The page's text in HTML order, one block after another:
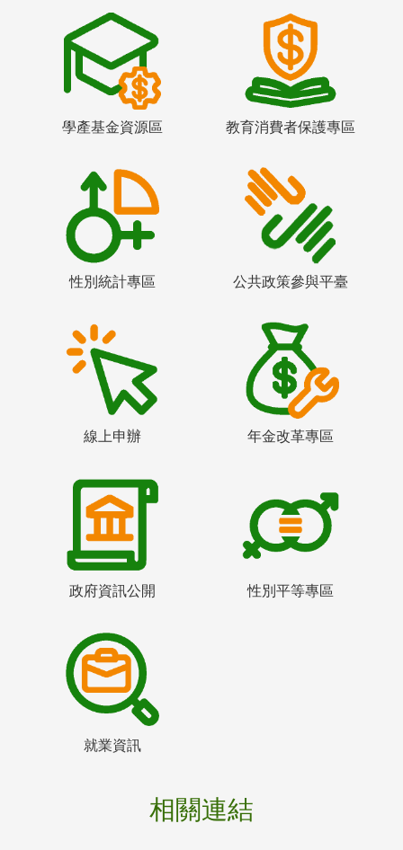
學產基金資源區 教育消費者保護專區
性別統計專區 公共政策參與平臺
線上申辦 年金改革專區
政府資訊公開 性別平等專區
就業資訊
相關連結